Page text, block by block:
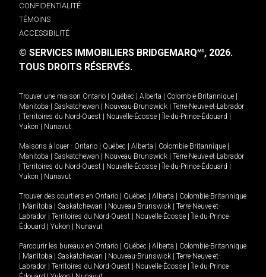
CONFIDENTIALITÉ
TÉMOINS
ACCESSIBILITÉ
© SERVICES IMMOBILIERS BRIDGEMARQMD, 2026.
TOUS DROITS RÉSERVÉS.
Trouver une maison Ontario | Québec | Alberta | Colombie-Britannique |
Manitoba | Saskatchewan | Nouveau-Brunswick | Terre-Neuve-et-Labrador
| Territoires du Nord-Ouest | Nouvelle-Écosse | Île-du-Prince-Édouard |
Yukon | Nunavut
Maisons à louer - Ontario | Québec | Alberta | Colombie-Britannique |
Manitoba | Saskatchewan | Nouveau-Brunswick | Terre-Neuve-et-Labrador
| Territoires du Nord-Ouest | Nouvelle-Écosse | Île-du-Prince-Édouard |
Yukon | Nunavut
Trouver des courtiers en Ontario | Québec | Alberta | Colombie-Britannique
| Manitoba | Saskatchewan | Nouveau-Brunswick | Terre-Neuve-et-
Labrador | Territoires du Nord-Ouest | Nouvelle-Écosse | Île-du-Prince-
Édouard | Yukon | Nunavut
Parcourir les bureaux en Ontario | Québec | Alberta | Colombie-Britannique
| Manitoba | Saskatchewan | Nouveau-Brunswick | Terre-Neuve-et-
Labrador | Territoires du Nord-Ouest | Nouvelle-Écosse | Île-du-Prince-